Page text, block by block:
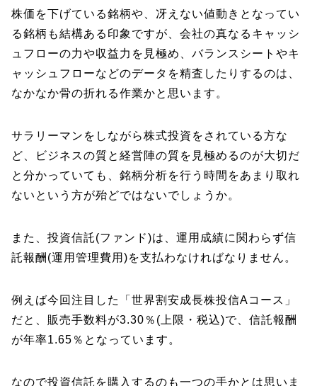
株価を下げている銘柄や、冴えない値動きとなってい
る銘柄も結構ある印象ですが、会社の真なるキャッシ
ュフローの力や収益力を見極め、バランスシートやキ
ャッシュフローなどのデータを精査したりするのは、
なかなか骨の折れる作業かと思います。
サラリーマンをしながら株式投資をされている方な
ど、ビジネスの質と経営陣の質を見極めるのが大切だ
と分かっていても、銘柄分析を行う時間をあまり取れ
ないという方が殆どではないでしょうか。
また、投資信託(ファンド)は、運用成績に関わらず信
託報酬(運用管理費用)を支払わなければなりません。
例えば今回注目した「世界割安成長株投信Aコース」
だと、販売手数料が3.30％(上限・税込)で、信託報酬
が年率1.65％となっています。
なので投資信託を購入するのも一つの手かとは思いま